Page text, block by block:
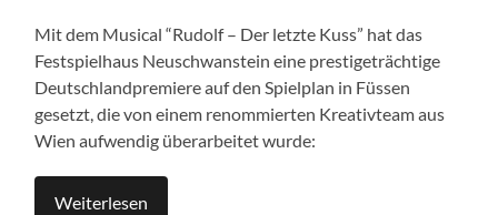
Mit dem Musical “Rudolf – Der letzte Kuss” hat das
Festspielhaus Neuschwanstein eine prestigeträchtige
Deutschlandpremiere auf den Spielplan in Füssen
gesetzt, die von einem renommierten Kreativteam aus
Wien aufwendig überarbeitet wurde:
Weiterlesen